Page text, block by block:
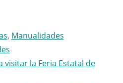
, Manualidades
visitar la Feria Estatal de